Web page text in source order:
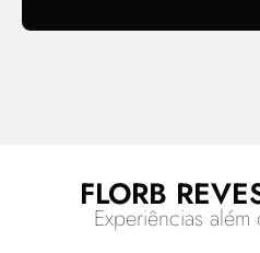
FLORB
Experiências